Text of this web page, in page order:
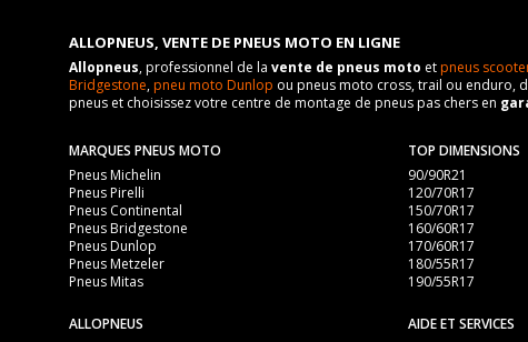
ALLOPNEUS, VENTE DE PNEUS MOTO EN LIGNE
Allopneus, professionnel de la vente de pneus moto etpneus
Bridgestone,pneu moto Dunlop ou pneus moto cross, trail ou enduro,
pneus et choisissez votre centre de montage de pneus pas chers en
MARQUES PNEUS MOTO
Pneus Michelin
Pneus Pirelli
Pneus Continental
Pneus Bridgestone
Pneus Dunlop
Pneus Metzeler
Pneus Mitas
TOP DIMENSIONS
90/90R21
120/70R17
150/70R17
160/60R17
170/60R17
180/55R17
190/55R17
ALLOPNEUS
AIDE ET SERVICES